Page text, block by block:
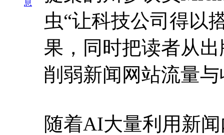
息
虫“让科技公司得以
果，同时把读者从
削弱新闻网站流量
随着AI大量利用新